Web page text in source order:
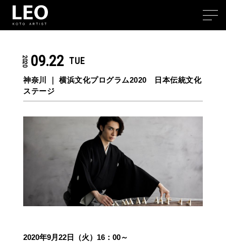
2020 09.22 TUE
神奈川 ｜ 横浜文化プログラム2020 日本伝統文化
ステージ
2020年9月22日（火）16：00～